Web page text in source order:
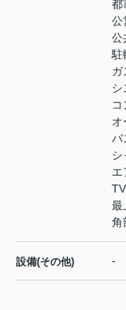
都
公
公
駐
ガ
シ
コ
オ
バ
シ
エ
最
角
設備(その他) -